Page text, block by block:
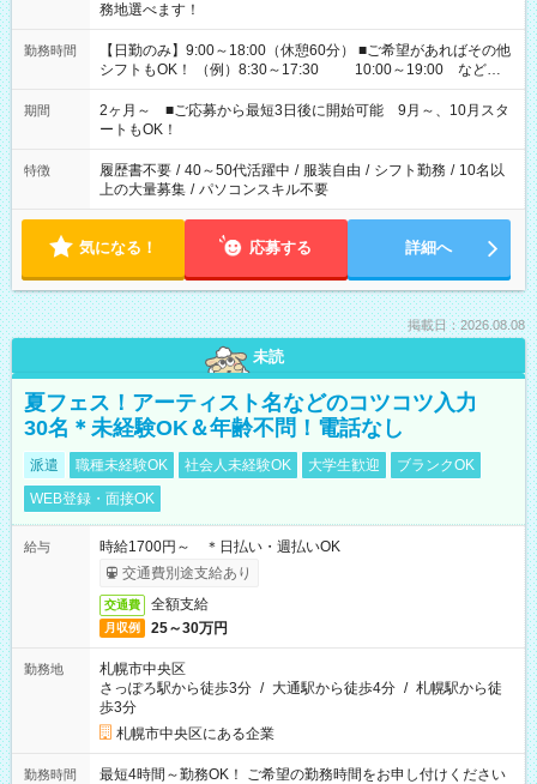
務地選べます！
勤務時間
【日勤のみ】9:00～18:00（休憩60分） ■ご希望があればその他
シフトもOK！ （例）8:30～17:30 10:00～19:00 など
「家族とお休みを合わせたい」 「できれば残業はしたくない」
など、あなたのご希望に沿ったお仕事をご紹介します！ ※Wワ
ーク希望の方へ 今ご覧のお仕事で希望する勤務時間と、もう1つ
のお仕事の勤務時間。 合計で週40時間を超える場合は応募でき
ません
期間
2ヶ月～ ■ご応募から最短3日後に開始可能 9月～、10月スタ
ートもOK！
特徴 履歴書不要 / 40～50代活躍中 / 服装自由 / シフト勤務 / 10名以
上の大量募集 / パソコンスキル不要
気になる！ 応募する 詳細へ
掲載日：2026.08.08
未読
夏フェス！アーティスト名などのコツコツ入力
30名＊未経験OK＆年齢不問！電話なし
派遣 職種未経験OK 社会人未経験OK 大学生歓迎
ブランクOK
WEB登録・面接OK
給与
時給1700円～ ＊日払い・週払いOK
交通費別途支給あり
交通費 全額支給
月収例 25～30万円
勤務地
札幌市中央区
さっぽろ駅から徒歩3分 / 大通駅から徒歩4分 / 札幌駅から徒
歩3分
札幌市中央区にある企業
勤務時間
最短4時間～勤務OK！ ご希望の勤務時間をお申し付けください